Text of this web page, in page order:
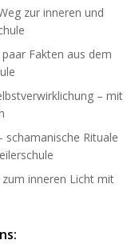
zur inneren und
Fakten aus dem
– mit
Rituale
zum inneren Licht mit